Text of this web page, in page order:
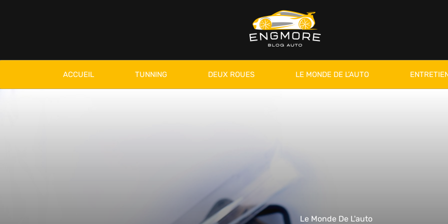
ACCUEIL TUNNING DEUX ROUES LE MONDE DE L’AUTO
Le Monde De L'auto